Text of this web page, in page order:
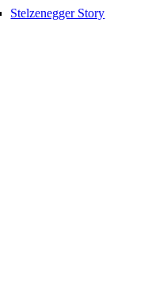
Stelzenegger Story